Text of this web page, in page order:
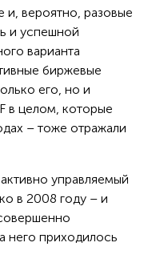
и, вероятно, разовые
и успешной
варианта
биржевые
его, но и
в целом, которые
– тоже отражали
управляемый
в 2008 году – и
него приходилось